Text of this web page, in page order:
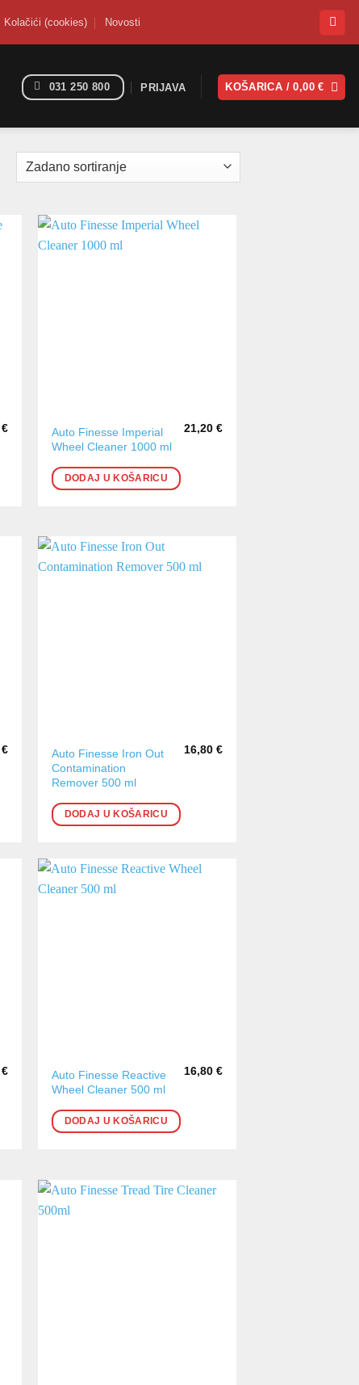
Kolačići (cookies) Novosti
031 250 800 PRIJAVA KOŠARICA /0,00€
€
Auto Finesse Imperial
Wheel Cleaner 1000 ml
21,20 €
DODAJ U KOŠARICU
€
Auto Finesse Iron Out
Contamination
Remover 500 ml
16,80 €
DODAJ U KOŠARICU
€
Auto Finesse Reactive
Wheel Cleaner 500 ml
16,80 €
DODAJ U KOŠARICU